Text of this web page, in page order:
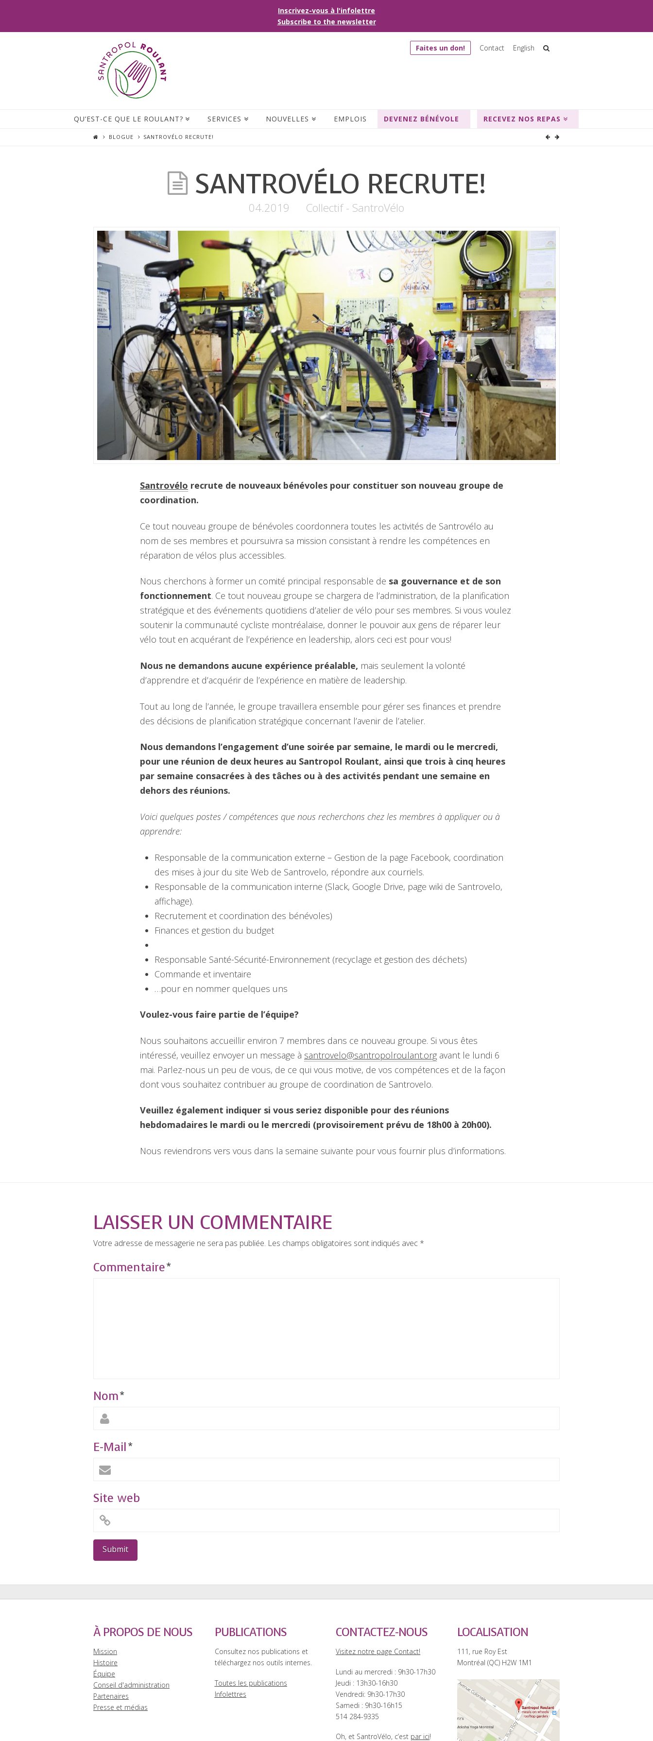
Inscrivez-vous à l'infolettre
Subscribe to the newsletter
Faites un don! Contact English
QU’EST-CE QUE LE ROULANT? SERVICES NOUVELLES EMPLOIS DEVENEZ BÉNÉVOLE RECEVEZ NOS REPAS
BLOGUE SANTROVÉLO RECRUTE!
SANTROVÉLO RECRUTE!
04.2019 Collectif - SantroVélo
Santrovélo recrute de nouveaux bénévoles pour constituer son nouveau groupe de
coordination.
Ce tout nouveau groupe de bénévoles coordonnera toutes les activités de Santrovélo au
nom de ses membres et poursuivra sa mission consistant à rendre les compétences en
réparation de vélos plus accessibles.
Nous cherchons à former un comité principal responsable de sa gouvernance et de son
fonctionnement. Ce tout nouveau groupe se chargera de l’administration, de la planification
stratégique et des événements quotidiens d’atelier de vélo pour ses membres. Si vous voulez
soutenir la communauté cycliste montréalaise, donner le pouvoir aux gens de réparer leur
vélo tout en acquérant de l’expérience en leadership, alors ceci est pour vous!
Nous ne demandons aucune expérience préalable, mais seulement la volonté
d’apprendre et d’acquérir de l’expérience en matière de leadership.
Tout au long de l’année, le groupe travaillera ensemble pour gérer ses finances et prendre
des décisions de planification stratégique concernant l’avenir de l’atelier.
Nous demandons l’engagement d’une soirée par semaine, le mardi ou le mercredi,
pour une réunion de deux heures au Santropol Roulant, ainsi que trois à cinq heures
par semaine consacrées à des tâches ou à des activités pendant une semaine en
dehors des réunions.
Voici quelques postes / compétences que nous recherchons chez les membres à appliquer ou à
apprendre:
Responsable de la communication externe – Gestion de la page Facebook, coordination
des mises à jour du site Web de Santrovelo, répondre aux courriels.
Responsable de la communication interne (Slack, Google Drive, page wiki de Santrovelo,
affichage).
Recrutement et coordination des bénévoles)
Finances et gestion du budget
Responsable Santé-Sécurité-Environnement (recyclage et gestion des déchets)
Commande et inventaire
…pour en nommer quelques uns
Voulez-vous faire partie de l’équipe?
Nous souhaitons accueillir environ 7 membres dans ce nouveau groupe. Si vous êtes
intéressé, veuillez envoyer un message à santrovelo@santropolroulant.org avant le lundi 6
mai. Parlez-nous un peu de vous, de ce qui vous motive, de vos compétences et de la façon
dont vous souhaitez contribuer au groupe de coordination de Santrovelo.
Veuillez également indiquer si vous seriez disponible pour des réunions
hebdomadaires le mardi ou le mercredi (provisoirement prévu de 18h00 à 20h00).
Nous reviendrons vers vous dans la semaine suivante pour vous fournir plus d’informations.
LAISSER UN COMMENTAIRE
Votre adresse de messagerie ne sera pas publiée. Les champs obligatoires sont indiqués avec *
Commentaire*
Nom*
E-Mail*
Site web
À PROPOS DE NOUS
Mission
Histoire
Équipe
Conseil d'administration
Partenaires
Presse et médias
PUBLICATIONS
Consultez nos publications et
téléchargez nos outils internes.
Toutes les publications
Infolettres
CONTACTEZ-NOUS
Visitez notre page Contact!
Lundi au mercredi : 9h30-17h30
Jeudi : 13h30-16h30
Vendredi: 9h30-17h30
Samedi : 9h30-16h15
514 284-9335
Oh, et SantroVélo, c’est par ici!
LOCALISATION
111, rue Roy Est
Montréal (QC) H2W 1M1